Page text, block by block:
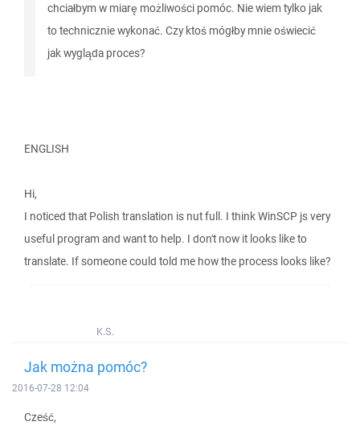
chciałbym w miarę możliwości pomóc. Nie wiem tylko jak
to technicznie wykonać. Czy ktoś mógłby mnie oświecić
jak wygląda proces?
ENGLISH
Hi,
I noticed that Polish translation is nut full. I think WinSCP js very
useful program and want to help. I don't now it looks like to
translate. If someone could told me how the process looks like?
K.S.
Jak można pomóc?
2016-07-28 12:04
Cześć,